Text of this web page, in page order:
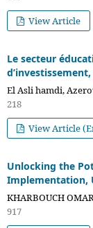
View Article
Le secteur
El Asli hamdi,
218
View Article
Unlocking the
Implementation,
KHARBOUCH
917